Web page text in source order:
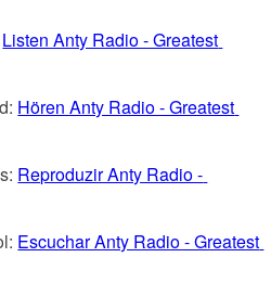
Listen Anty Radio - Greatest
Hören Anty Radio - Greatest
Reproduzir Anty Radio -
Escuchar Anty Radio - Greatest